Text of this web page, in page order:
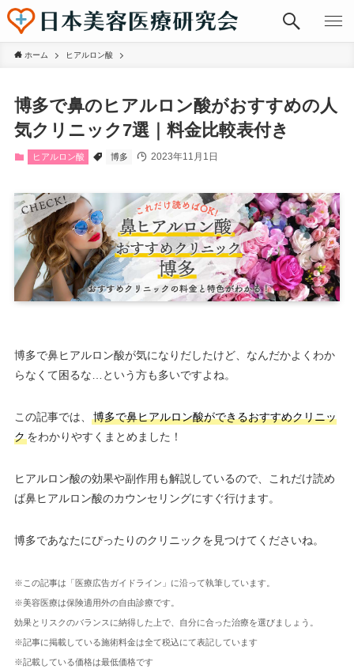
ホーム ヒアルロン酸
博多で鼻のヒアルロン酸がおすすめの人
気クリニック7選｜料金比較表付き
ヒアルロン酸 博多 2023年11月1日
博多で鼻ヒアルロン酸が気になりだしたけど、なんだかよくわか
らなくて困るな…という方も多いですよね。
この記事では、
博多で鼻ヒアルロン酸ができるおすすめクリニッ
クをわかりやすくまとめました！
ヒアルロン酸の効果や副作用も解説しているので、これだけ読め
ば鼻ヒアルロン酸のカウンセリングにすぐ行けます。
博多であなたにぴったりのクリニックを見つけてくださいね。
※この記事は「医療広告ガイドライン」に沿って執筆しています。
※美容医療は保険適用外の自由診療です。
効果とリスクのバランスに納得した上で、自分に合った治療を選びましょう。
※記事に掲載している施術料金は全て税込にて表記しています
※記載している価格は最低価格です